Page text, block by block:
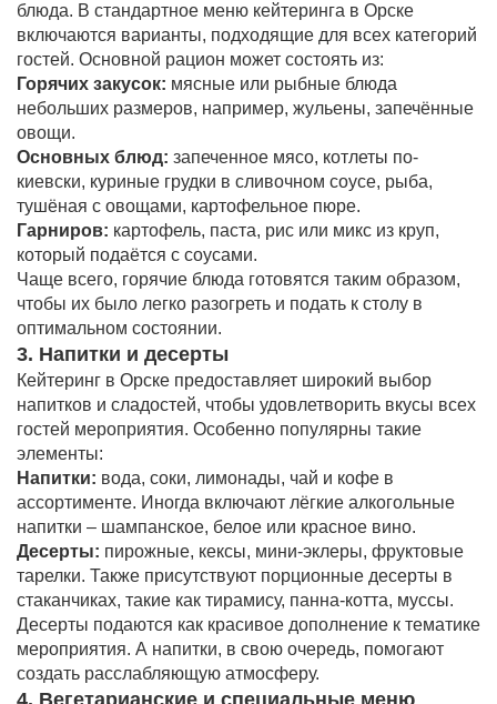
блюда. В стандартное меню кейтеринга в Орске
включаются варианты, подходящие для всех категорий
гостей. Основной рацион может состоять из:
Горячих закусок: мясные или рыбные блюда
небольших размеров, например, жульены, запечённые
овощи.
Основных блюд: запеченное мясо, котлеты по-
киевски, куриные грудки в сливочном соусе, рыба,
тушёная с овощами, картофельное пюре.
Гарниров: картофель, паста, рис или микс из круп,
который подаётся с соусами.
Чаще всего, горячие блюда готовятся таким образом,
чтобы их было легко разогреть и подать к столу в
оптимальном состоянии.
3. Напитки и десерты
Кейтеринг в Орске предоставляет широкий выбор
напитков и сладостей, чтобы удовлетворить вкусы всех
гостей мероприятия. Особенно популярны такие
элементы:
Напитки: вода, соки, лимонады, чай и кофе в
ассортименте. Иногда включают лёгкие алкогольные
напитки – шампанское, белое или красное вино.
Десерты: пирожные, кексы, мини-эклеры, фруктовые
тарелки. Также присутствуют порционные десерты в
стаканчиках, такие как тирамису, панна-котта, муссы.
Десерты подаются как красивое дополнение к тематике
мероприятия. А напитки, в свою очередь, помогают
создать расслабляющую атмосферу.
4. Вегетарианские и специальные меню